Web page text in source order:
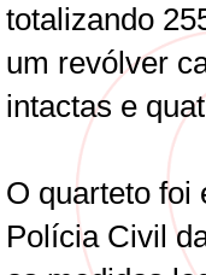
totalizando
um revólver
intactas e
O quarteto foi
Polícia Civil